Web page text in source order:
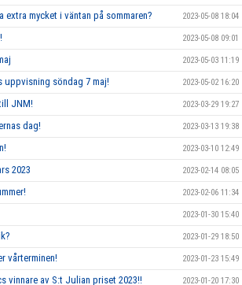
mycket i väntan på sommaren? 2023-05-08 18:04
2023-05-08 09:01
2023-05-03 11:19
uppvisning söndag 7 maj! 2023-05-02 16:20
JNM! 2023-03-29 19:27
dag! 2023-03-13 19:38
2023-03-10 12:49
2023 2023-02-14 08:05
2023-02-06 11:34
2023-01-30 15:40
2023-01-29 18:50
vårterminen! 2023-01-23 15:49
vinnare av S:t Julian priset 2023!! 2023-01-20 17:30